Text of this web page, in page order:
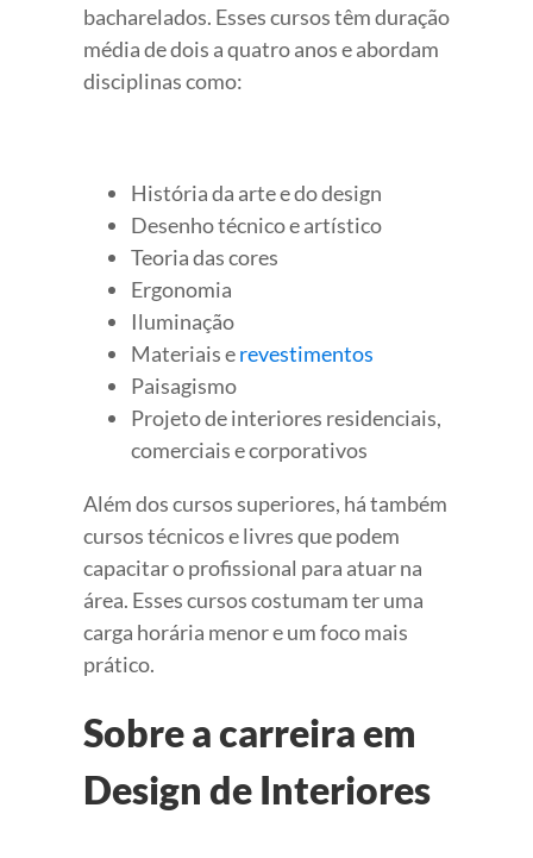
bacharelados. Esses cursos têm duração
média de dois a quatro anos e abordam
disciplinas como:
História da arte e do design
Desenho técnico e artístico
Teoria das cores
Ergonomia
Iluminação
Materiais erevestimentos
Paisagismo
Projeto de interiores residenciais,
comerciais e corporativos
Além dos cursos superiores, há também
cursos técnicos e livres que podem
capacitar o profissional para atuar na
área. Esses cursos costumam ter uma
carga horária menor e um foco mais
prático.
Sobre a carreira em
Design de Interiores